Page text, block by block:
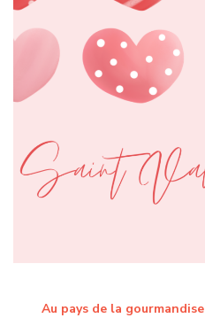
Au pays de la gourmandise